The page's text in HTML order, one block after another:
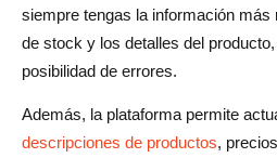
siempre tengas la información más
de stock y los detalles del
posibilidad de errores.
Además, la plataforma permite
descripciones de productos,